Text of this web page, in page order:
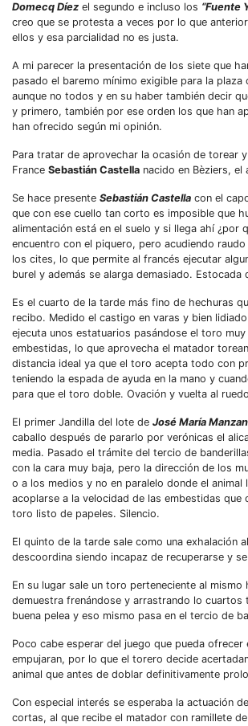
Domecq Díez el segundo e incluso los “Fuente
creo que se protesta a veces por lo que
ellos y esa parcialidad no es justa.
A mi parecer la presentación de los siete que
pasado el baremo mínimo exigible para la
aunque no todos y en su haber también decir
y primero, también por ese orden los que han
han ofrecido según mi opinión.
Para tratar de aprovechar la ocasión de torear
France Sebastián Castella nacido en Bèziers, el
Se hace presente Sebastián Castella con el
que con ese cuello tan corto es imposible que
alimentación está en el suelo y si llega ahí ¿por
encuentro con el piquero, pero acudiendo
los cites, lo que permite al francés ejecutar
burel y además se alarga demasiado.
Es el cuarto de la tarde más fino de hechuras
recibo. Medido el castigo en varas y bien
ejecuta unos estatuarios pasándose el toro
embestidas, lo que aprovecha el matador
distancia ideal ya que el toro acepta todo con
teniendo la espada de ayuda en la mano y
para que el toro doble. Ovación y vuelta al
El primer Jandilla del lote de José María
caballo después de pararlo por verónicas el
media. Pasado el trámite del tercio de
con la cara muy baja, pero la dirección de los
o a los medios y no en paralelo donde el
acoplarse a la velocidad de las embestidas
toro listo de papeles. Silencio.
El quinto de la tarde sale como una exhalación
descoordina siendo incapaz de recuperarse y
En su lugar sale un toro perteneciente al
demuestra frenándose y arrastrando lo
buena pelea y eso mismo pasa en el tercio de
Poco cabe esperar del juego que pueda
empujaran, por lo que el torero decide
animal que antes de doblar definitivamente
Con especial interés se esperaba la actuación
cortas, al que recibe el matador con ramillete